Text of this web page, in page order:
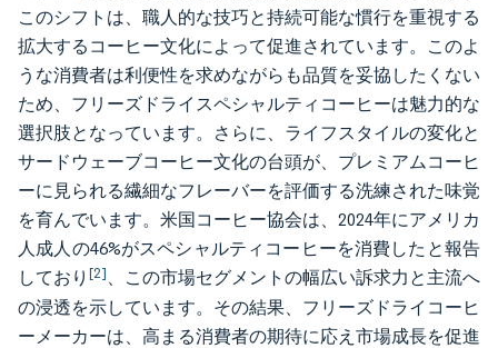
このシフトは、職人的な技巧と持続可能な慣行を重視する
拡大するコーヒー文化によって促進されています。このよ
うな消費者は利便性を求めながらも品質を妥協したくない
ため、フリーズドライスペシャルティコーヒーは魅力的な
選択肢となっています。さらに、ライフスタイルの変化と
サードウェーブコーヒー文化の台頭が、プレミアムコーヒ
ーに見られる繊細なフレーバーを評価する洗練された味覚
を育んでいます。米国コーヒー協会は、2024年にアメリカ
人成人の46%がスペシャルティコーヒーを消費したと報告
しており [2]、この市場セグメントの幅広い訴求力と主流へ
の浸透を示しています。その結果、フリーズドライコーヒ
ーメーカーは、高まる消費者の期待に応え市場成長を促進